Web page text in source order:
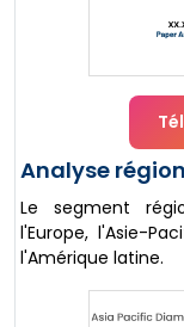
Analyse
Le segment
l'Europe, l'Asie-
l'Amérique latine.